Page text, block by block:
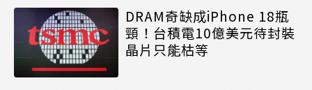
DRAM奇缺成iPhone 18瓶
頸！台積電10億美元待封裝
晶片只能枯等